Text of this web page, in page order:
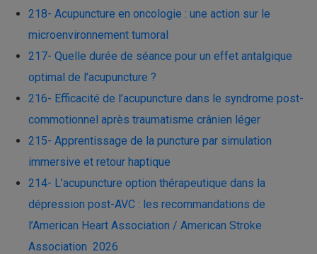
218- Acupuncture en oncologie : une action sur le
microenvironnement tumoral
217- Quelle durée de séance pour un effet antalgique
optimal de l’acupuncture ?
216- Efficacité de l’acupuncture dans le syndrome post-
commotionnel après traumatisme crânien léger
215- Apprentissage de la puncture par simulation
immersive et retour haptique
214- L’acupuncture option thérapeutique dans la
dépression post-AVC : les recommandations de
l’American Heart Association / American Stroke
Association 2026